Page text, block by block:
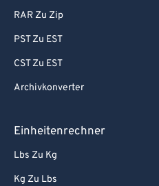
RAR Zu Zip
PST Zu EST
CST Zu EST
Archivkonverter
Einheitenrechner
Lbs Zu Kg
Kg Zu Lbs